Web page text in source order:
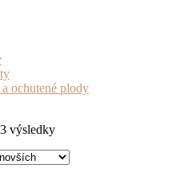
a ochutené plody
výsledkyZoradené
najnovších